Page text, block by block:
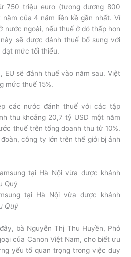
750 triệu euro (tương đương 800
của 4 năm liền kề gần nhất. Ví
nước ngoài, nếu thuế ở đó thấp hơn
sẽ được đánh thuế bổ sung với
đạt mức tối thiểu.
EU sẽ đánh thuế vào năm sau. Việt
mức thuế 15%.
các nước đánh thuế với các tập
thu khoảng 20,7 tỷ USD một năm
thuế trên tổng doanh thu từ 10%.
công ty lớn trên thế giới bị ảnh
tại Hà Nội vừa được khánh
Quý
bà Nguyễn Thị Thu Huyền, Phó
của Canon Việt Nam, cho biết ưu
yếu tố quan trọng trong việc duy